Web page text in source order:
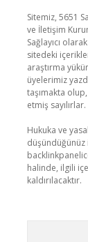
Sitemiz, 5651
ve İletişim
Sağlayıcı
sitedeki
araştırma
üyelerimiz
taşımakta
etmiş sayılırlar.
Hukuka ve
düşündüğünüz
halinde, ilgili
kaldırılacaktır.